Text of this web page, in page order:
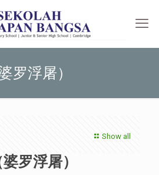
罗浮屠）
Show all
罗浮屠）